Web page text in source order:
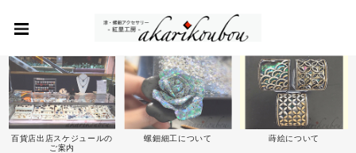
百貨店出店スケジュールの
ご案内
螺鈿細工について 蒔絵について